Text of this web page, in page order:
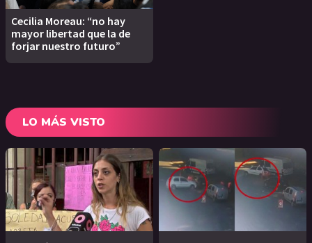
Cecilia Moreau: “no hay
mayor libertad que la de
forjar nuestro futuro”
LO MÁS VISTO